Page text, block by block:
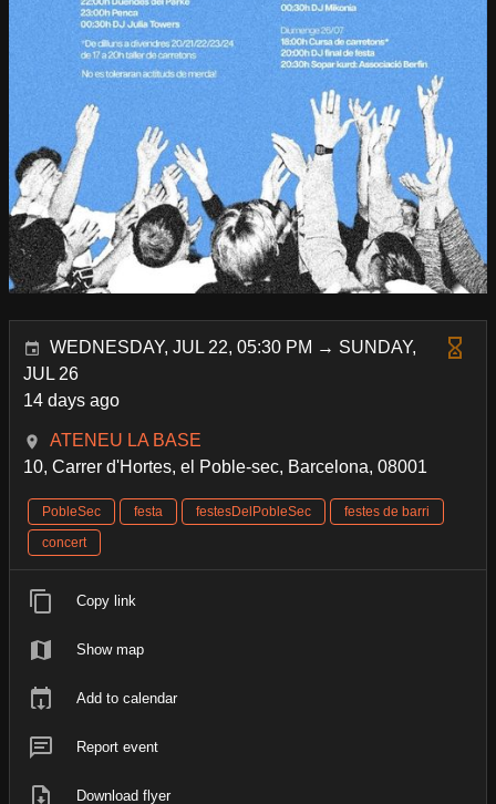
WEDNESDAY, JUL 22, 05:30 PM → SUNDAY,
JUL 26
14 days ago
ATENEU LA BASE
10, Carrer d'Hortes, el Poble-sec, Barcelona, 08001
PobleSec festa festesDelPobleSec
festes de barri
concert
Copy link
Show map
Add to calendar
Report event
Download flyer